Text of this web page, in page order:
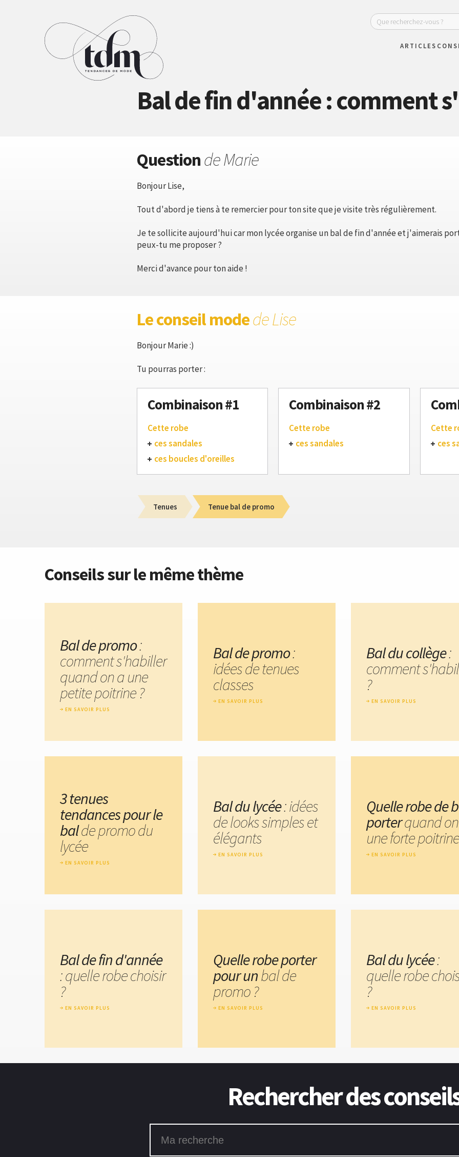
ARTICLES
Bal de fin d'année : comment
Questionde Marie
Bonjour Lise,
Tout d'abord je tiens à te remercier pour ton site que je visite très régulièrement.
Je te sollicite aujourd'hui car mon lycée organise un bal de fin d'année et j'aimerais
peux-tu me proposer ?
Merci d'avance pour ton aide !
Le conseil modede Lise
Bonjour Marie :)
Tu pourras porter :
Combinaison #1
Cette robe
ces sandales
ces boucles d'oreilles
Combinaison #2
Cette robe
ces sandales
Cette
ces
Tenues Tenue bal de promo
Conseils sur le même thème
Bal de promo:
comment s'habiller
quand on a une
petite poitrine ?
EN SAVOIR PLUS
Bal de promo:
idées de tenues
classes
EN SAVOIR PLUS
Bal du collège:
comment
?
EN SAVOIR PLUS
3 tenues
tendances pour le
balde promo du
lycée
EN SAVOIR PLUS
Bal du lycée: idées
de looks simples et
élégants
EN SAVOIR PLUS
Quelle robe de
porterquand
une forte
EN SAVOIR PLUS
Bal de fin d'année
: quelle robe choisir
?
EN SAVOIR PLUS
Quelle robe porter
pour unbal de
promo ?
EN SAVOIR PLUS
Bal du lycée:
quelle robe
?
EN SAVOIR PLUS
Rechercher des